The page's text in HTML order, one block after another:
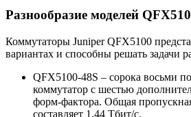
Разнообразие моделей
Коммутаторы Juniper QFX5100
вариантах и способны решать задачи
QFX5100-48S – сорока восьми
коммутатор с шестью
форм-фактора. Общая
составляет 1,44 Тбит/с.